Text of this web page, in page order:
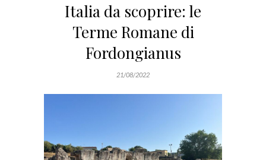
Italia da scoprire: le
Terme Romane di
Fordongianus
21/08/2022